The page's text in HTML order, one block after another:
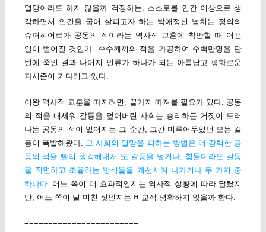
멸망이라도 하지 않을까 걱정하는, 스스로를 인간 이상으로 생
각하면서 인간을 굽어 살피고자 하는 박애정신 넘치는 정의의
슈퍼히어로가 공동의 적이라는 역사적 교훈에 착안할 때 어떤
일이 벌어질 것인가. 수수께끼의 적을 가공하여 수백만명을 단
번에 죽인 결과 나머지 인류가 하나가 되는 아름답고 평화로운
파시즘이 기다리고 있다.
이왕 역사적 교훈을 따지려면, 끝가지 따져볼 필요가 있다. 공동
의 적을 내세워 갈등을 덮어버린 사회는 승리하든 거짓이 드러
나든 공동의 적이 없어지는 그 순간, 그간 미루어두었던 모든 갈
등이 폭발해왔다. 그 사회의 멸망을 피하는 방법은 더 강력한 공
동의 적을 빨리 생각해내서 또 갈등을 덮거나, 힘들더라도 갈등
을 직면하고 조율하는 방식들을 개선시켜 나가거나 두 가지 중
하나다. 어느 쪽이 더 효과적인지는 역사적 상황에 따라 달랐지
만, 어느 쪽이 덜 미친 짓인지는 비교적 명확하지 않을까 한다.
========================